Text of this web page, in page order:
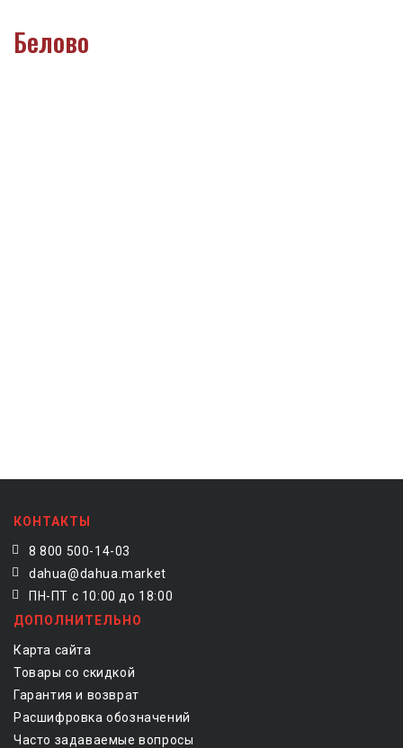
Белово
КОНТАКТЫ
8 800 500-14-03
dahua@dahua.market
ПН-ПТ с 10:00 до 18:00
ДОПОЛНИТЕЛЬНО
Карта сайта
Товары со скидкой
Гарантия и возврат
Расшифровка обозначений
Часто задаваемые вопросы